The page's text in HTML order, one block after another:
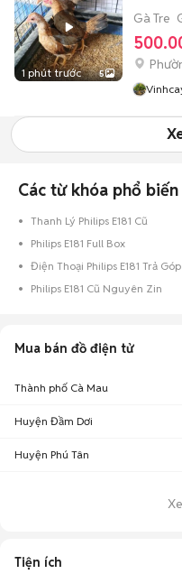
1 phút trước 5
Gà Tre
Các từ khóa phổ biến
Thanh Lý Philips E181 Cũ
Philips E181 Full Box
Điện Thoại Philips E181 Trả Góp
Philips E181 Cũ Nguyên Zin
Mua bán đồ điện tử
Thành phố Cà Mau
Huyện Đầm Dơi
Huyện Phú Tân
Tiện ích